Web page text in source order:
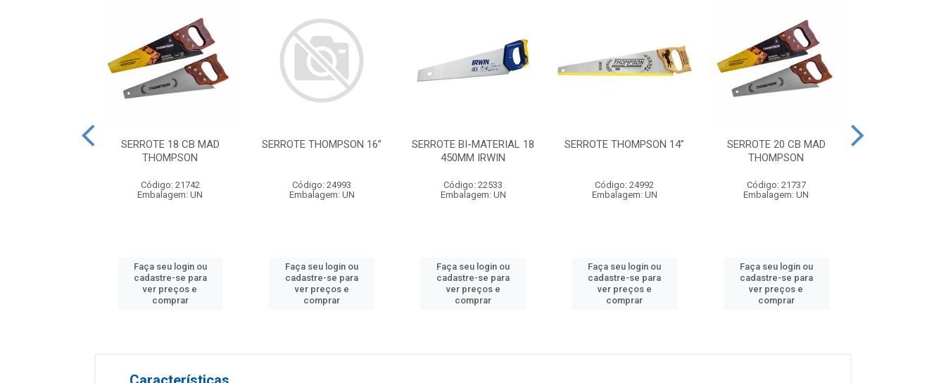
SERROTE 18 CB MAD
THOMPSON
Código: 21742
Embalagem: UN
Faça seu login ou
cadastre-se para
ver preços e
comprar
SERROTE THOMPSON 16”
Código: 24993
Embalagem: UN
Faça seu login ou
cadastre-se para
ver preços e
comprar
SERROTE BI-MATERIAL 18
450MM IRWIN
Código: 22533
Embalagem: UN
Faça seu login ou
cadastre-se para
ver preços e
comprar
SERROTE THOMPSON 14”
Código: 24992
Embalagem: UN
Faça seu login ou
cadastre-se para
ver preços e
comprar
SERROTE 20 CB MAD
THOMPSON
Código: 21737
Embalagem: UN
Faça seu login ou
cadastre-se para
ver preços e
comprar